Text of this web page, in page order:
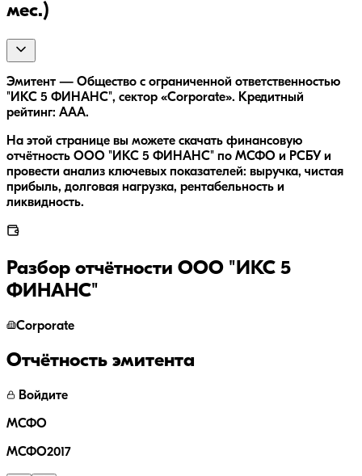
мес.)
Эмитент — Общество с ограниченной ответственностью
"ИКС 5 ФИНАНС", сектор «Corporate». Кредитный
рейтинг: AAA.
На этой странице вы можете скачать финансовую
отчётность ООО "ИКС 5 ФИНАНС" по МСФО и РСБУ и
провести анализ ключевых показателей: выручка, чистая
прибыль, долговая нагрузка, рентабельность и
ликвидность.
Разбор отчётности ООО "ИКС 5
ФИНАНС"
Corporate
Отчётность эмитента
Войдите
МСФО
МСФО2017